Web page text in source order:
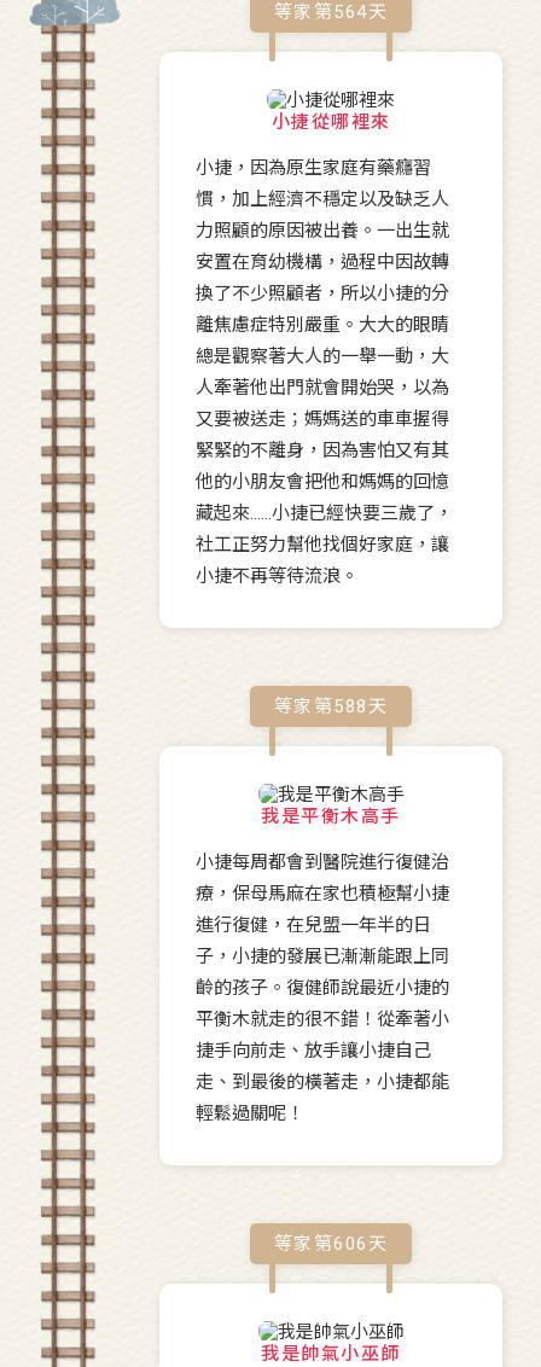
等家第564天
小捷從哪裡來
小捷，因為原生家庭有藥癮習
慣，加上經濟不穩定以及缺乏人
力照顧的原因被出養。一出生就
安置在育幼機構，過程中因故轉
換了不少照顧者，所以小捷的分
離焦慮症特別嚴重。大大的眼睛
總是觀察著大人的一舉一動，大
人牽著他出門就會開始哭，以為
又要被送走；媽媽送的車車握得
緊緊的不離身，因為害怕又有其
他的小朋友會把他和媽媽的回憶
藏起來……小捷已經快要三歲了，
社工正努力幫他找個好家庭，讓
小捷不再等待流浪。
等家第588 天
我是平衡木高手
小捷每周都會到醫院進行復健治
療，保母馬麻在家也積極幫小捷
進行復健，在兒盟一年半的日
子，小捷的發展已漸漸能跟上同
齡的孩子。復健師說最近小捷的
平衡木就走的很不錯！從牽著小
捷手向前走、放手讓小捷自己
走、到最後的橫著走，小捷都能
輕鬆過關呢！
等家第606 天
我是帥氣小巫師